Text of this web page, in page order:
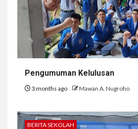
Pengumuman Kelulusan
3 months ago Mawan A. Nugroho
BERITA SEKOLAH